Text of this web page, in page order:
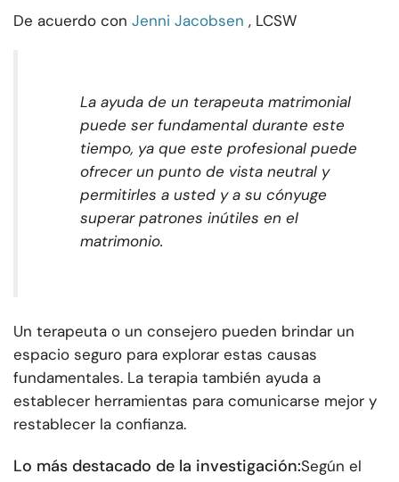
De acuerdo con Jenni Jacobsen , LCSW
La ayuda de un terapeuta matrimonial
puede ser fundamental durante este
tiempo, ya que este profesional puede
ofrecer un punto de vista neutral y
permitirles a usted y a su cónyuge
superar patrones inútiles en el
matrimonio.
Un terapeuta o un consejero pueden brindar un
espacio seguro para explorar estas causas
fundamentales. La terapia también ayuda a
establecer herramientas para comunicarse mejor y
restablecer la confianza.
Lo más destacado de la investigación:Según el